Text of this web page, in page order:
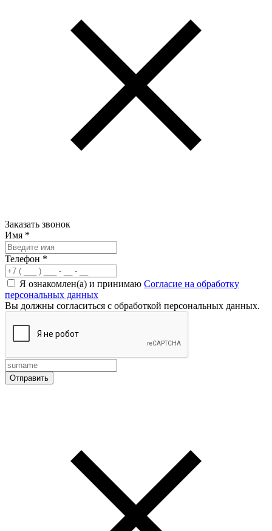
Заказать звонок
Имя *
Телефон *
Я ознакомлен(а) и принимаю Согласие на обработку
персональных данных
Вы должны согласиться с обработкой персональных данных.